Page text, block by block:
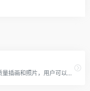
Freeflo AI包含了大量由AI生成的高质量插画和照片，用户可以从中获取灵感并找到适合自己作品的提示词素材。